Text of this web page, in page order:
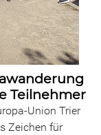
Teilnehmer
Union Trier
Zeichen für